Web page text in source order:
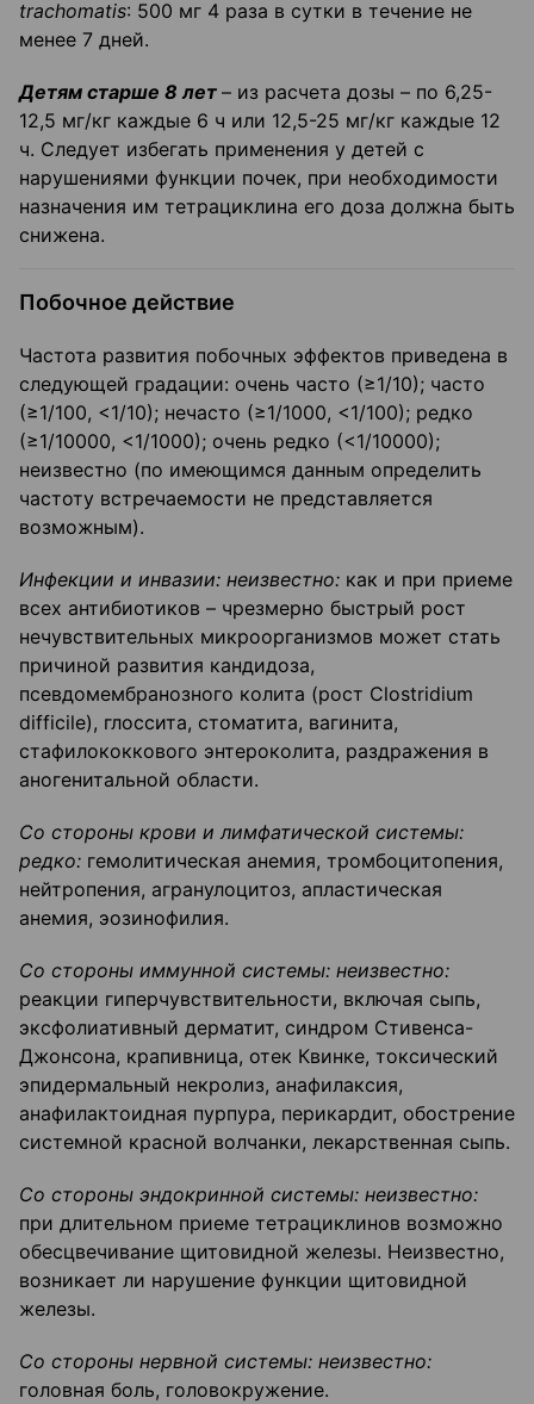
trachomatis: 500 мг 4 раза в сутки в течение не
менее 7 дней.
Детям старше 8 лет – из расчета дозы – по 6,25-
12,5 мг/кг каждые 6 ч или 12,5-25 мг/кг каждые 12
ч. Следует избегать применения у детей с
нарушениями функции почек, при необходимости
назначения им тетрациклина его доза должна быть
снижена.
Побочное действие
Частота развития побочных эффектов приведена в
следующей градации: очень часто (≥1/10); часто
(≥1/100, <1/10); нечасто (≥1/1000, <1/100); редко
(≥1/10000, <1/1000); очень редко (<1/10000);
неизвестно (по имеющимся данным определить
частоту встречаемости не представляется
возможным).
Инфекции и инвазии: неизвестно: как и при приеме
всех антибиотиков – чрезмерно быстрый рост
нечувствительных микроорганизмов может стать
причиной развития кандидоза,
псевдомембранозного колита (рост Clostridium
difficile), глоссита, стоматита, вагинита,
стафилококкового энтероколита, раздражения в
аногенитальной области.
Со стороны крови и лимфатической системы:
редко: гемолитическая анемия, тромбоцитопения,
нейтропения, агранулоцитоз, апластическая
анемия, эозинофилия.
Со стороны иммунной системы: неизвестно:
реакции гиперчувствительности, включая сыпь,
эксфолиативный дерматит, синдром Стивенса-
Джонсона, крапивница, отек Квинке, токсический
эпидермальный некролиз, анафилаксия,
анафилактоидная пурпура, перикардит, обострение
системной красной волчанки, лекарственная сыпь.
Со стороны эндокринной системы: неизвестно:
при длительном приеме тетрациклинов возможно
обесцвечивание щитовидной железы. Неизвестно,
возникает ли нарушение функции щитовидной
железы.
Со стороны нервной системы: неизвестно:
головная боль, головокружение.